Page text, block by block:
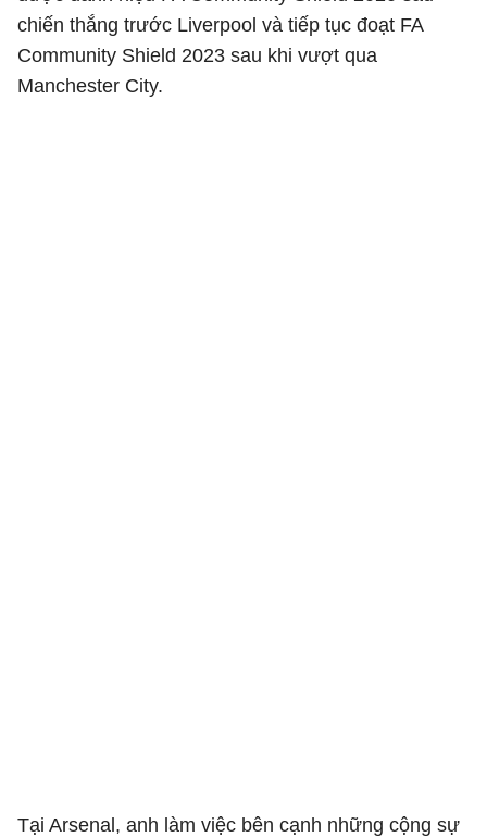
chiến thắng trước Liverpool và tiếp tục đoạt FA
Community Shield 2023 sau khi vượt qua
Manchester City.
Tại Arsenal, anh làm việc bên cạnh những cộng sự